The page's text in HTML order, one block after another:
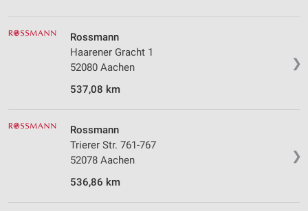
❯
Rossmann
Haarener Gracht 1
52080 Aachen
537,08 km
❯
Rossmann
Trierer Str. 761-767
52078 Aachen
536,86 km